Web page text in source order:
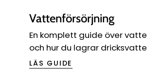
Vattenförsörjning
En komplett guide över
och hur du lagrar
LÄS GUIDE